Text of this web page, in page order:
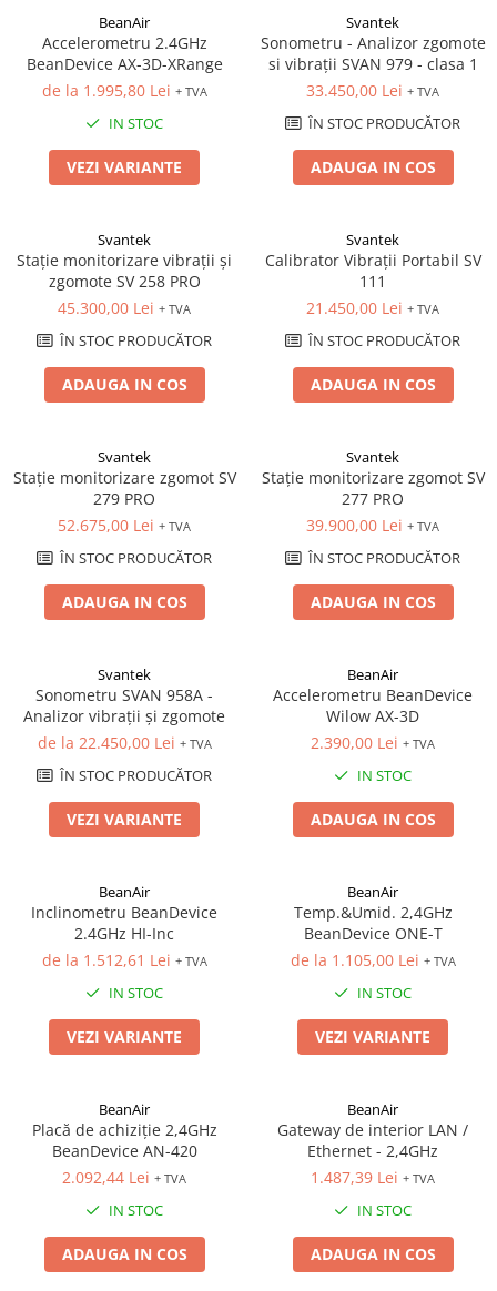
Măsurători termoviziune
Software
Testări la vibrații
Analizoare achiziții de date
Condiționere
Anemometre
Stații de monitorizare meteo
Alte echipamente de măsurare
Mașini și utilaje industriale
Utilaje feroviare
Mașini de echilibrare dinamică
Sisteme electrodinamice de testare
Camere climatice
Echipamente pentru industria
Macarale portal
Senzori
Senzori fără fir (Wireless)
Senzori cu fir (Wired)
PC, Laptop, Tablete
Device-uri Industriale
Display-uri Industriale
PC-uri Industriale
Computere Industriale
Tablete Industriale
Servicii
Vibrații
Aliniere geometrică
Termografie
Sisteme laser de aliniere arbori
Măsurători geometrice
Măsurători termoviziune
Software
Analizoare achiziții de date
Anemometre
Sonometre
Stații de monitorizare meteo
Alte echipamente de măsurare
Utilaje feroviare
Locomotive de manevră
Elevatoare mobile
Platforme de ridicare cu boghiuri
Platouri rotative
Echipamente pentru operații de
Boghiuri de cale ferată
Alte utilaje feroviare
Echipament testare sisteme de
franare vehicule feroviare
Macarale portal
Senzori de forță
Senzori cu fir (Wired)
Accelerometre IEPE uniaxiale
Accelerometre IEPE triaxiale
Traductoare vibratii 4-20 mA
Traductoare ICP de viteză de
Senzori de vibrații cu fir
Senzori piezoelectrici
Senzori AGS
Microfoane de măsurare
Senzori de deplasare
Senzori seismici
Status Pro
Svantek
VibraSens
Mectron
Gill Instruments
ZAGRO
Emanuel
Romell Inc.
BeanAir
Accelerometru 2.4GHz
BeanDevice AX-3D-XRange
de la 1.995,80 Lei + TVA
IN STOC
VEZI VARIANTE
Svantek
Sonometru - Analizor zgomote
si vibrații SVAN 979 - clasa 1
33.450,00 Lei + TVA
ÎN STOC PRODUCĂTOR
ADAUGA IN COS
Svantek
Stație monitorizare vibrații și
zgomote SV 258 PRO
45.300,00 Lei + TVA
ÎN STOC PRODUCĂTOR
ADAUGA IN COS
Svantek
Calibrator Vibrații Portabil SV
111
21.450,00 Lei + TVA
ÎN STOC PRODUCĂTOR
ADAUGA IN COS
Svantek
Stație monitorizare zgomot SV
279 PRO
52.675,00 Lei + TVA
ÎN STOC PRODUCĂTOR
ADAUGA IN COS
Svantek
Stație monitorizare zgomot SV
277 PRO
39.900,00 Lei + TVA
ÎN STOC PRODUCĂTOR
ADAUGA IN COS
Svantek
Sonometru SVAN 958A -
Analizor vibrații și zgomote
de la 22.450,00 Lei + TVA
ÎN STOC PRODUCĂTOR
VEZI VARIANTE
BeanAir
Accelerometru BeanDevice
Wilow AX-3D
2.390,00 Lei + TVA
IN STOC
ADAUGA IN COS
BeanAir
Inclinometru BeanDevice
2.4GHz HI-Inc
de la 1.512,61 Lei + TVA
IN STOC
VEZI VARIANTE
BeanAir
Temp.&Umid. 2,4GHz
BeanDevice ONE-T
de la 1.105,00 Lei + TVA
IN STOC
VEZI VARIANTE
BeanAir
Placă de achiziție 2,4GHz
BeanDevice AN-420
2.092,44 Lei + TVA
IN STOC
ADAUGA IN COS
BeanAir
Gateway de interior LAN /
Ethernet - 2,4GHz
1.487,39 Lei + TVA
IN STOC
ADAUGA IN COS